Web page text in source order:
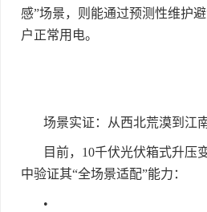
感”场景，则能通过预测性维护
户正常用电。
场景实证：从西北荒漠到江
目前， 10千伏光伏箱式升压
中验证其“全场景适配”能力：
•